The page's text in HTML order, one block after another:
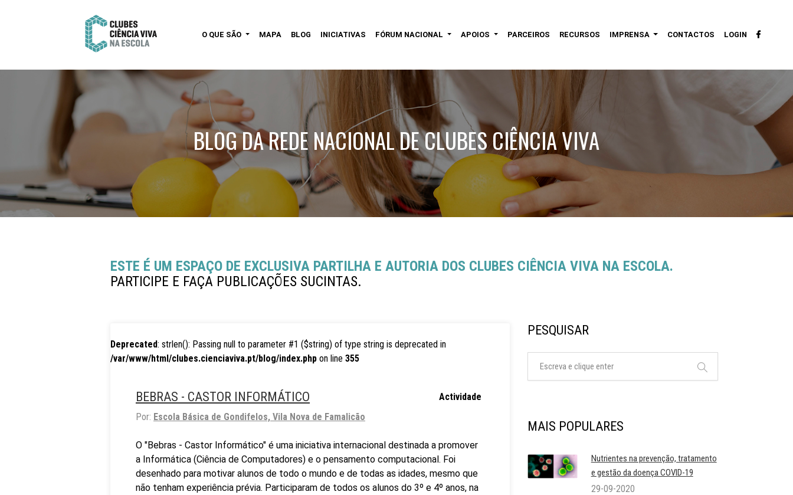
O QUE SÃO MAPA BLOG INICIATIVAS FÓRUM NACIONAL APOIOS PARCEIROS RECURSOS IMPRENSA CONTACTOS LOGIN
BLOG DA REDE NACIONAL DE CLUBES CIÊNCIA VIVA
ESTE É UM ESPAÇO DE EXCLUSIVA PARTILHA E AUTORIA DOS CLUBES CIÊNCIA VIVA NA ESCOLA.
PARTICIPE E FAÇA PUBLICAÇÕES SUCINTAS.
Deprecated: strlen(): Passing null to parameter #1 ($string) of type string is deprecated in
/var/www/html/clubes.cienciaviva.pt/blog/index.php on line 355
Actividade
BEBRAS - CASTOR INFORMÁTICO
Por: Escola Básica de Gondifelos, Vila Nova de Famalicão
O "Bebras - Castor Informático" é uma iniciativa internacional destinada a promover
a Informática (Ciência de Computadores) e o pensamento computacional. Foi
desenhado para motivar alunos de todo o mundo e de todas as idades, mesmo que
não tenham experiência prévia. Participaram de todos os alunos do 3º e 4º anos, na
PESQUISAR
MAIS POPULARES
Nutrientes na prevenção, tratamento
e gestão da doença COVID-19
29-09-2020